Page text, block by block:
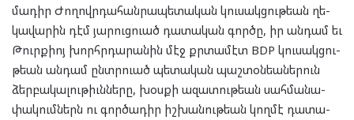
մա­դիր Ժո­ղովր­դա­հան­րա­պե­տա­կան կու­սակ­ցու­թեան ղե­
կա­վա­րին դէմ յա­րուց­ուած դա­տա­կան գոր­ծը, իր ան­դամ եւ
Թուրք­իոյ խորհր­դա­րա­նին մէջ քրտա­մէտ BDP կու­սակ­ցու­
թեան ան­դամ ընտր­ուած պե­տա­կան պաշ­տօն­եա­նե­րուն
ձեր­բա­կա­լու­թիւն­նե­րը, խօս­քի ազա­տու­թեան սահ­մա­նա­
փա­կում­ներն ու գոր­ծա­դիր իշ­խա­նու­թեան կող­մէ դա­տա­